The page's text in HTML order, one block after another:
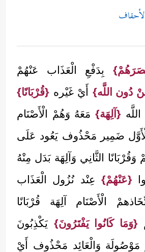
بِدَفْعِ الْعَذَاب عَنْهُمْ
دُون اللَّه} أَيْ غَيْره {قُرْبَانًا}
{آلِهَة}مَعَهُ وَهُمْ الْأَصْنَام
ضَمِير مَحْذُوف يَعُود عَلَى
الثَّانِي وَآلِهَة بَدَل مِنْهُ
{عَنْهُمْ} عِنْد نُزُول الْعَذَاب
الْأَصْنَام آلِهَة قُرْبَانًا
{وَمَا كَانُوا يَفْتَرُونَ} يَكْذِبُونَ
مَوْصُولَة وَالْعَائِد مَحْذُوف أَيْ